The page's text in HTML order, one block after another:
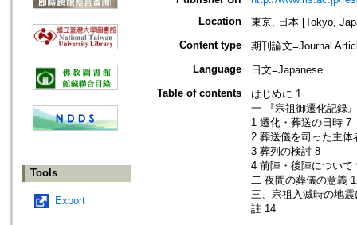
Tools
Export
Location
東京, 日本 [Tokyo,
Content type
期刊論文=Journal
Language
日文=Japanese
Table of contents
はじめに 1
一 『宗祖御遷化記録
1 遷化・葬送の日時 7
2 葬送儀を司った主体
3 葬列の検討 8
4 前陣・後陣について
二 夜間の葬儀の意義
三、宗祖入滅時の地
註 14